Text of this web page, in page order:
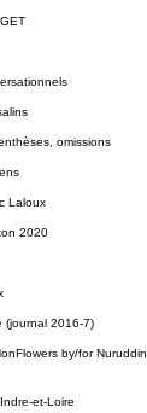
omissions
Laloux
2020
(journal 2016-7)
by/for Nuruddin
et-Loire